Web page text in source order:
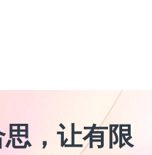
，让有限